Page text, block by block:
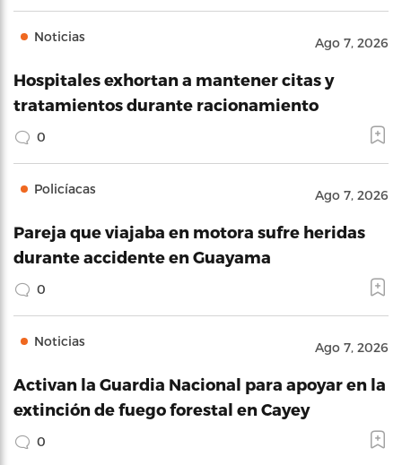
Noticias Ago 7, 2026
Hospitales exhortan a mantener citas y
tratamientos durante racionamiento
0
Policíacas Ago 7, 2026
Pareja que viajaba en motora sufre heridas
durante accidente en Guayama
0
Noticias Ago 7, 2026
Activan la Guardia Nacional para apoyar en la
extinción de fuego forestal en Cayey
0